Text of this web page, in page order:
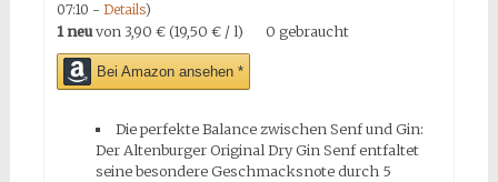
07:10 - Details)
1 neuvon 3,90 € (19,50 € / l) 0 gebraucht
Bei Amazon ansehen *
Die perfekte Balance zwischen Senf und Gin:
Der Altenburger Original Dry Gin Senf entfaltet
seine besondere Geschmacksnote durch 5